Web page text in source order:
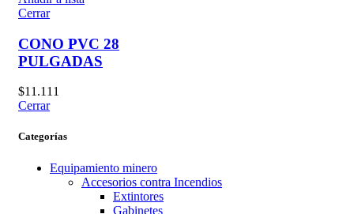
Cerrar
Categorías
Equipamiento minero
Accesorios contra Incendios
Extintores
Gabinetes
Cerrar
CONO PVC 28
PULGADAS
$11.111